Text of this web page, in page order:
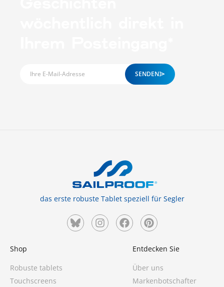
SENDEN
das erste robuste Tablet speziell für Segler
Shop
Robuste tablets
Touchscreens
Entdecken Sie
Über uns
Markenbotschafter